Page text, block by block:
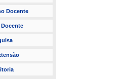
Docente
Docente